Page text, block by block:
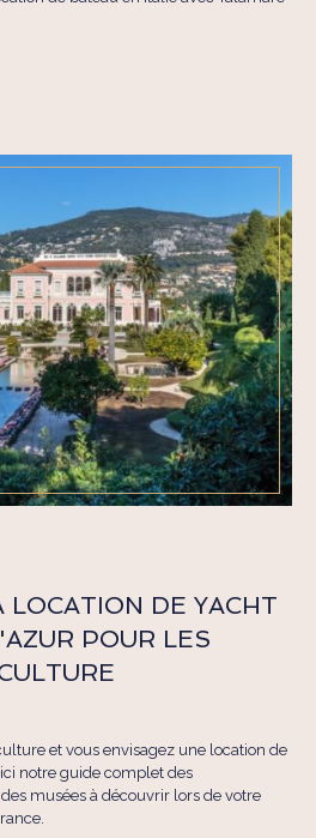
LOCATION DE YACHT
POUR LES
et vous envisagez une location de
notre guide complet des
musées à découvrir lors de votre